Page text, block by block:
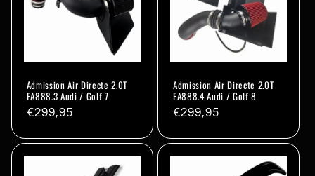
Admission Air Directe 2.0T
EA888.3 Audi / Golf 7
Prix
€299,95
Admission Air Directe 2.0T
EA888.4 Audi / Golf 8
Prix
€299,95